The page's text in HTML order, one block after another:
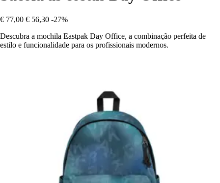
€ 77,00 € 56,30 -27%
Descubra a mochila Eastpak Day Office, a combinação perfeita de
estilo e funcionalidade para os profissionais modernos.